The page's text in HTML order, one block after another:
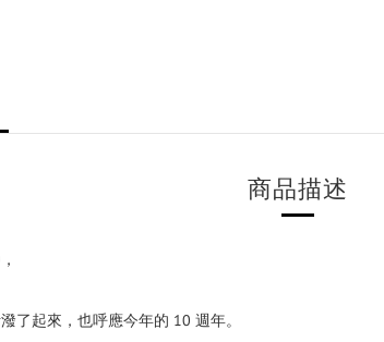
商品描述
了起來，也呼應今年的 10 週年。